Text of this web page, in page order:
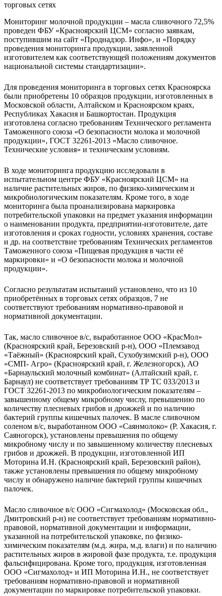
Мониторинг молочной продукции – масла сливочного 72,5%
проведен ФБУ «Красноярский ЦСМ» согласно заявкам,
поступившим на сайт «Проднадзор. Инфо», и «Порядку
проведения мониторинга продукции, заявленной
изготовителем как соответствующей положениям документов
национальной системы стандартизации».
Для проведения мониторинга в торговых сетях Красноярска
были приобретены 10 образцов продукции, изготовленных в
Московской области, Алтайском и Красноярском краях,
Республиках Хакасия и Башкортостан. Продукция
изготовлена согласно требованиям Технического регламента
Таможенного союза «О безопасности молока и молочной
продукции», ГОСТ 32261-2013 «Масло сливочное.
Технические условия» и техническим условиям.
В ходе мониторинга продукцию исследовали в
испытательном центре ФБУ «Красноярский ЦСМ» на
наличие растительных жиров, по физико-химическим и
микробиологическим показателям. Кроме того, в ходе
мониторинга была проанализирована маркировка
потребительской упаковки на предмет указания информации
о наименовании продукта, предприятии-изготовителе, дате
изготовления и сроках годности, условиях хранения, составе
и др. на соответствие требованиям Технических регламентов
Таможенного союза «Пищевая продукция в части её
маркировки» и «О безопасности молока и молочной
продукции».
Согласно результатам испытаний установлено, что из 10
приобретённых в торговых сетях образцов, 7 не
соответствуют требованиям нормативно-правовой и
нормативной документации.
Так, масло сливочное в/с, выработанное ООО «КрасМол»
(Красноярский край, Березовский р-н), ООО «Племзавод
«Таёжный» (Красноярский край, Сухобузимский р-н), ООО
«СМП- Агро» (Красноярский край, г. Железногорск), АО
«Барнаульский молочный комбинат» (Алтайский край, г.
Барнаул) не соответствует требованиям ТР ТС 033/2013 и
ГОСТ 32261-2013 по микробиологическим показателям –
завышенному общему микробному числу, превышению по
количеству плесневых грибов и дрожжей и по наличию
бактерий группы кишечных палочек. В масле сливочном
соленом в/с, выработанном ООО «Саянмолоко» (Р. Хакасия, г.
Саяногорск), установлены превышения по общему
микробному числу и по завышенному количеству плесневых
грибов и дрожжей. В продукции, изготовленной ИП
Моторина И.Н. (Красноярский край, Березовский район),
также установлены превышения по общему микробному
числу и обнаружено наличие бактерий группы кишечных
палочек.
Масло сливочное в/с ООО «Сигмахолод» (Московская обл.,
Дмитровский р-н) не соответствует требованиям нормативно-
правовой, нормативной документации и информации,
указанной на потребительской упаковке, по физико-
химическим показателям (м.д. жира, м.д. влаги) и по наличию
растительных жиров в жировой фазе продукта, т.е. продукция
фальсифицирована. Кроме того, продукция, изготовленная
ООО «Сигмахолод» и ИП Моторина И.Н., не соответствует
требованиям нормативно-правовой и нормативной
документации по маркировке потребительской упаковки.